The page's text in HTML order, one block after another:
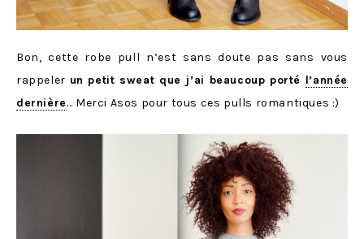
Bon, cette robe pull n’est sans doute pas sans vous
rappeler un petit sweat que j’ai beaucoup porté l’année
dernière… Merci Asos pour tous ces pulls romantiques :)